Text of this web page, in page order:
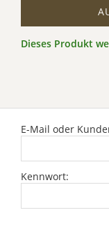
Dieses Produkt
E-Mail oder
Kennwort: